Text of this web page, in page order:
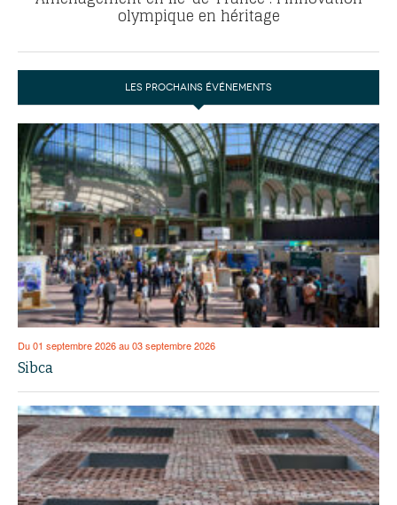
olympique en héritage
LES PROCHAINS ÉVÉNEMENTS
Du 01 septembre 2026 au 03 septembre 2026
Sibca